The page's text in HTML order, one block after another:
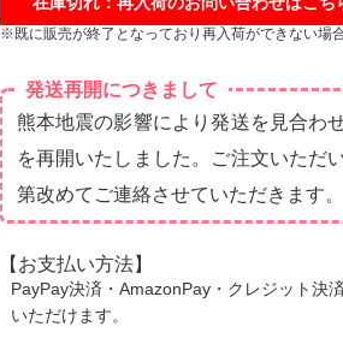
※既に販売が終了となっており再入荷ができない場
発送再開につきまして
熊本地震の影響により発送を見合わ
を再開いたしました。ご注文いただ
第改めてご連絡させていただきます
【お支払い方法】
PayPay決済・AmazonPay・クレジット決
いただけます。